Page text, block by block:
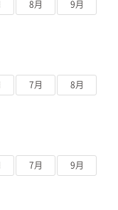
8月 9月
7月 8月
7月 9月